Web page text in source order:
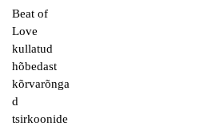
Beat of
Love
kullatud
hõbedast
kõrvarõnga
d
tsirkoonide